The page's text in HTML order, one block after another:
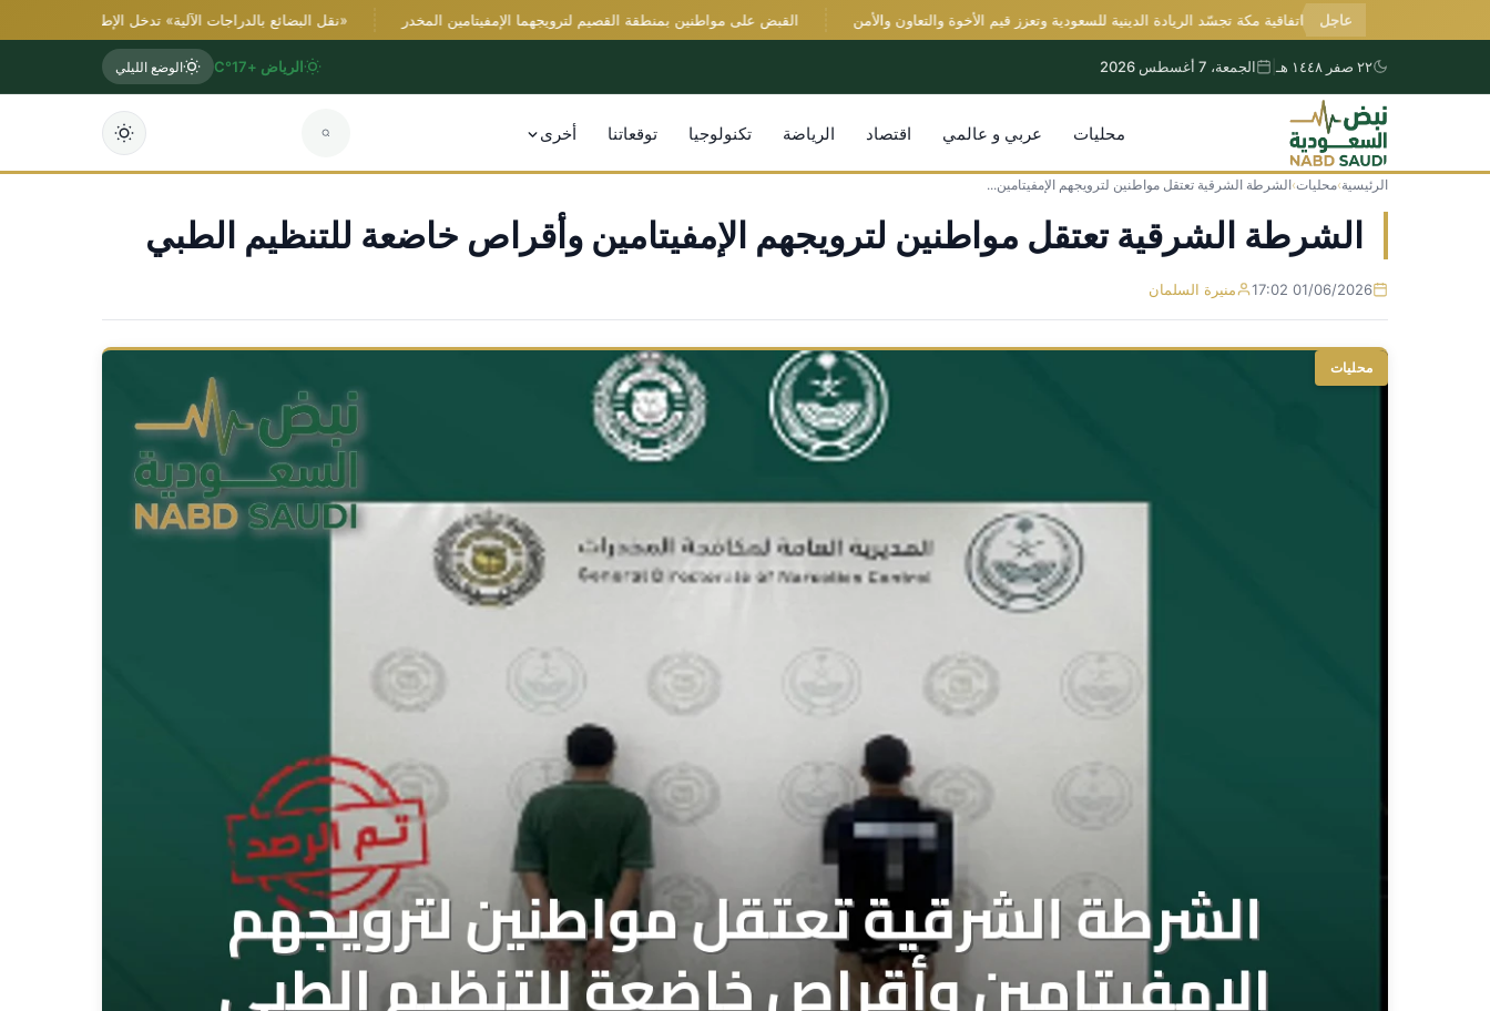
عاجل
السديس: اتفاقية مكة تجسّد الريادة الدينية للسعودية وتعزز قيم الأخوة والتعاون والأمن القبض على مواطنين بمنطقة القصيم لترويجهما الإمفيتامين المخدر «نقل البضائع بالدراجات الآلية» تدخل الإطار الرسمي بلائحة
٢٢ صفر ١٤٤٨ هـ الجمعة، 7 أغسطس 2026 الرياض +17°C الوضع الليلي
محليات عربي و عالمي اقتصاد الرياضة تكنولوجيا توقعاتنا أخرى
الرئيسية›محليات›الشرطة الشرقية تعتقل مواطنين لترويجهم الإمفيتامين...
الشرطة الشرقية تعتقل مواطنين لترويجهم الإمفيتامين وأقراص خاضعة للتنظيم الطبي
01/06/2026 17:02 منيرة السلمان
محليات